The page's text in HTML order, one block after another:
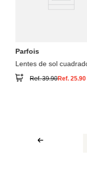
Parfois
Lentes de sol
Ref.39.90Ref.25.90